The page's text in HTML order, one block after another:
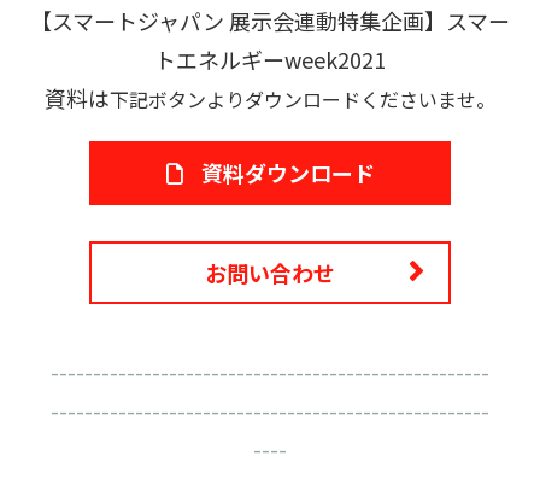
オンライン展示会/協賛ウェビナー
セミナー情報/ブログ
【スマートジャパン 展示会連動特集企画】スマー
トエネルギーweek2021
資料は下記ボタンよりダウンロードくださいませ。
資料ダウンロード
お問い合わせ
----------------------------------------------------
----------------------------------------------------
----